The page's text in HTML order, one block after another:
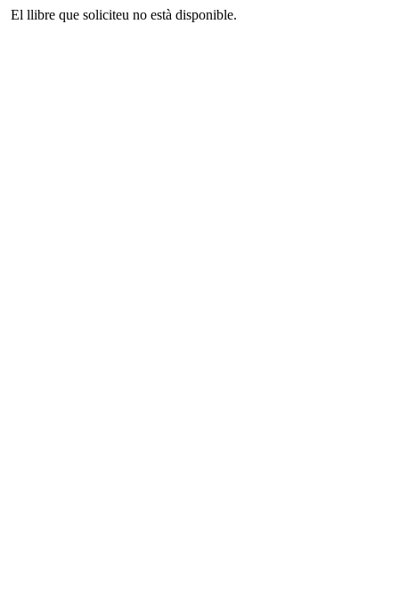
El llibre que soliciteu no està disponible.